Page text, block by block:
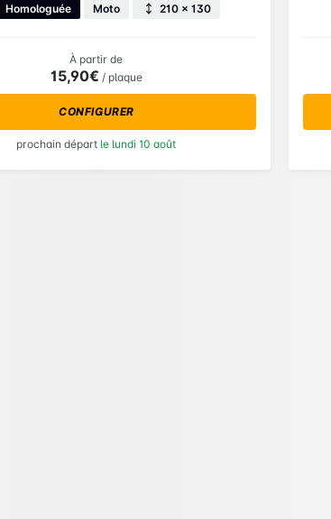
Homologuée Moto 210 × 130
À partir de
15,90€ / plaque
CONFIGURER
prochain départ le lundi 10 août